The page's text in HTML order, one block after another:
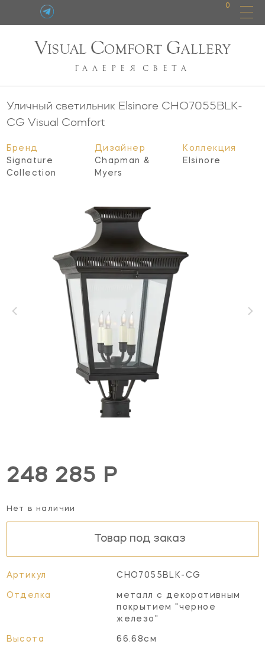
0
VISUAL COMFORT GALLERY
ГАЛЕРЕЯ СВЕТА
Уличный светильник Elsinore CHO7055BLK-
CG Visual Comfort
Бренд
Signature
Collection
Дизайнер
Chapman &
Myers
Коллекция
Elsinore
248 285 Р
Нет в наличии
Товар под заказ
Артикул CHO7055BLK-CG
Отделка
металл с декоративным
покрытием "черное
железо"
Высота 66.68см